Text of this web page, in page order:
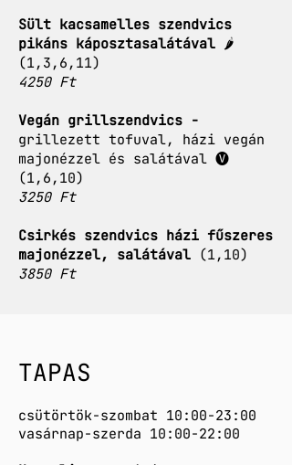
Sült kacsamelles szendvics
pikáns káposztasalátával 🌶️
(1,3,6,11)
4250 Ft
Vegán grillszendvics -
grillezett tofuval, házi vegán
majonézzel és salátával 🅥
(1,6,10)
3250 Ft
Csirkés szendvics házi fűszeres
majonézzel, salátával (1,10)
3850 Ft
TAPAS
csütörtök-szombat 10:00-23:00
vasárnap-szerda 10:00-22:00​